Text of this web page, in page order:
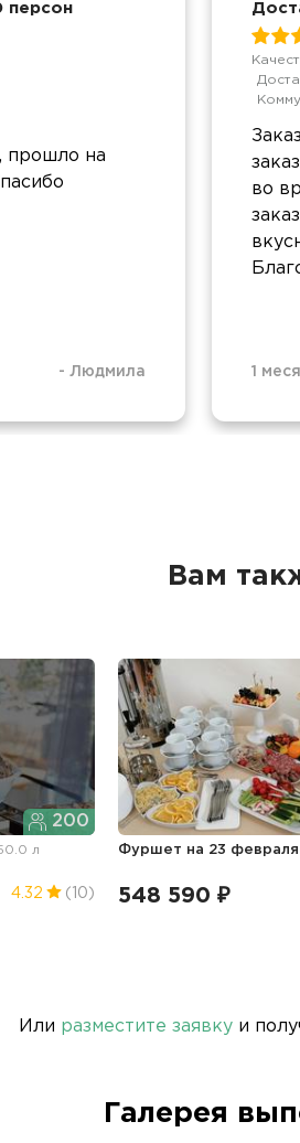
персон
прошло на
- Людмила
во
1
Вам
200
л
4.32 (10)
Фуршет на 23 февраля
548 590 ₽
Или разместите заявку и
Галерея